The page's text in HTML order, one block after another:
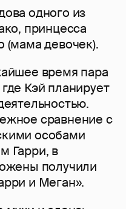
одного из
принцесса
(мама девочек).
время пара
Кэй планирует
сравнение с
особами
Гарри, в
получили
и Меган».